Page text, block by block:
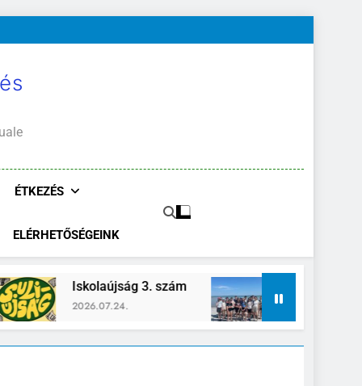
ÉTKEZÉS
ELÉRHETŐSÉGEINK
szám Zánka-Erzsébettábor